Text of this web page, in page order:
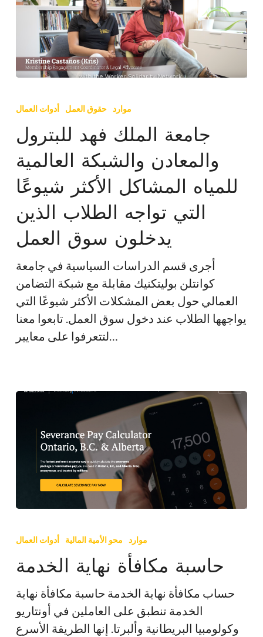
الملك
للبترول
والمعادن
والشبكة
العالمية
للمياه
المشاكل
الأكثر
شيوعًا
التي
تواجه
الطلاب
الذين
أدوات العمال حقوق العمل موارد
جامعة الملك فهد للبترول
والمعادن والشبكة العالمية
للمياه المشاكل الأكثر شيوعًا
التي تواجه الطلاب الذين
يدخلون سوق العمل
أجرى قسم الدراسات السياسية في جامعة
كوانتلن بوليتكنيك مقابلة مع شبكة التضامن
العمالي حول بعض المشكلات الأكثر شيوعًا التي
يواجهها الطلاب عند دخول سوق العمل. تابعوا معنا
لتتعرفوا على معايير…
مكافأة
الخدمة
أدوات العمال محو الأمية المالية موارد
حاسبة مكافأة نهاية الخدمة
حساب مكافأة نهاية الخدمة حاسبة مكافأة نهاية
الخدمة تنطبق على العاملين في أونتاريو
وكولومبيا البريطانية وألبرتا. إنها الطريقة الأسرع